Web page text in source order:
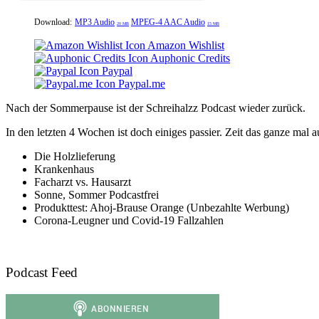
Download: MP3 Audio 20 MB MPEG-4 AAC Audio 15 MB
Amazon Wishlist
Auphonic Credits
Paypal
Paypal.me
Nach der Sommerpause ist der Schreihalzz Podcast wieder zurück.
In den letzten 4 Wochen ist doch einiges passier. Zeit das ganze mal
Die Holzlieferung
Krankenhaus
Facharzt vs. Hausarzt
Sonne, Sommer Podcastfrei
Produkttest: Ahoj-Brause Orange (Unbezahlte Werbung)
Corona-Leugner und Covid-19 Fallzahlen
Podcast Feed